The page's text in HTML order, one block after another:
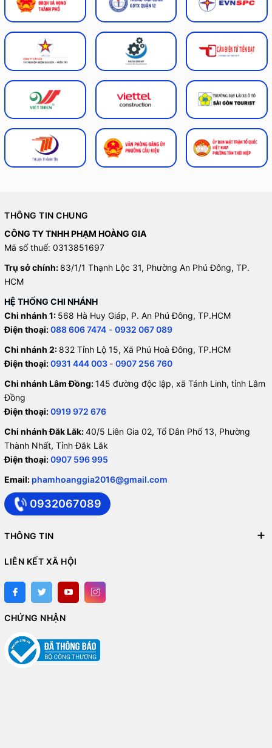
THÔNG TIN CHUNG
CÔNG TY TNHH PHẠM HOÀNG GIA
Mã số thuế: 0313851697
Trụ sở chính: 83/1/1 Thạnh Lộc 31, Phường An Phú Đông, TP.
HCM
HỆ THỐNG CHI NHÁNH
Chi nhánh 1: 568 Hà Huy Giáp, P. An Phú Đông, TP.HCM
Điện thoại:088 606 7474 - 0932 067 089
Chi nhánh 2: 832 Tỉnh Lộ 15, Xã Phú Hoà Đông, TP.HCM
Điện thoại:0931 444 003 - 0907 256 760
Chi nhánh Lâm Đồng:145 đường độc lập, xã Tánh Linh, tỉnh Lâm
Đồng
Điện thoại:0919 972 676
Chi nhánh Đăk Lăk:40/5 Liên Gia 02, Tổ Dân Phố 13, Phường
Thành Nhất, Tỉnh Đăk Lăk
Điện thoại:0907 596 995
Email: phamhoanggia2016@gmail.com
0932067089
THÔNG TIN
LIÊN KẾT XÃ HỘI
CHỨNG NHẬN